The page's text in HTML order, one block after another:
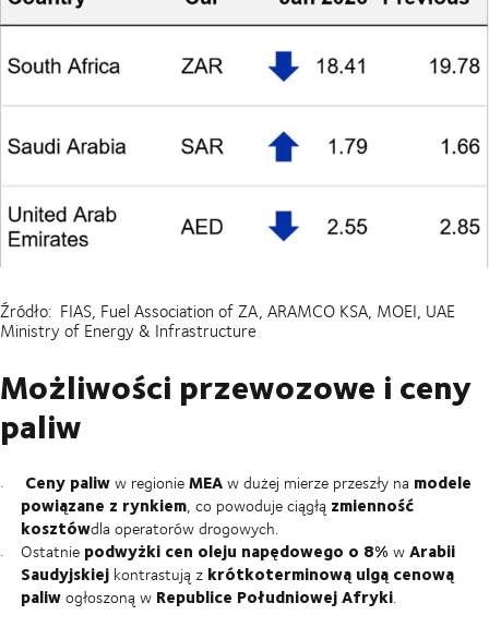
Źródło: FIAS, Fuel Association of ZA, ARAMCO KSA, MOEI, UAE
Ministry of Energy & Infrastructure
Możliwości przewozowe i ceny
paliw
Ceny paliww regionieMEAw dużej mierze przeszły na modele
powiązane z rynkiem, co powoduje ciągłą zmienność
kosztówdla operatorów drogowych.
Ostatnie podwyżki cen oleju napędowego o 8% wArabii
Saudyjskiejkontrastują z krótkoterminową ulgą cenową
paliwogłoszoną w Republice Południowej Afryki.